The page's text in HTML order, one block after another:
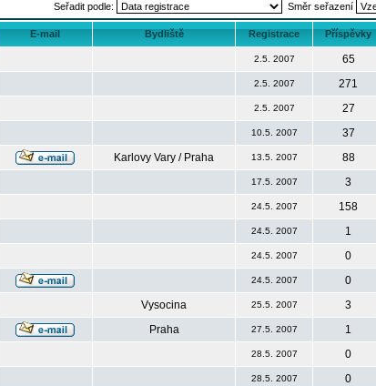
Seřadit podle: Směr seřazení
E-mail Bydliště Registrace Příspěvky
2.5. 2007
65
2.5. 2007
271
2.5. 2007
27
10.5. 2007
37
Karlovy Vary / Praha 13.5. 2007
88
17.5. 2007
3
24.5. 2007
158
24.5. 2007
1
24.5. 2007
0
24.5. 2007
0
Vysocina 25.5. 2007
3
Praha 27.5. 2007
1
28.5. 2007
0
28.5. 2007
0